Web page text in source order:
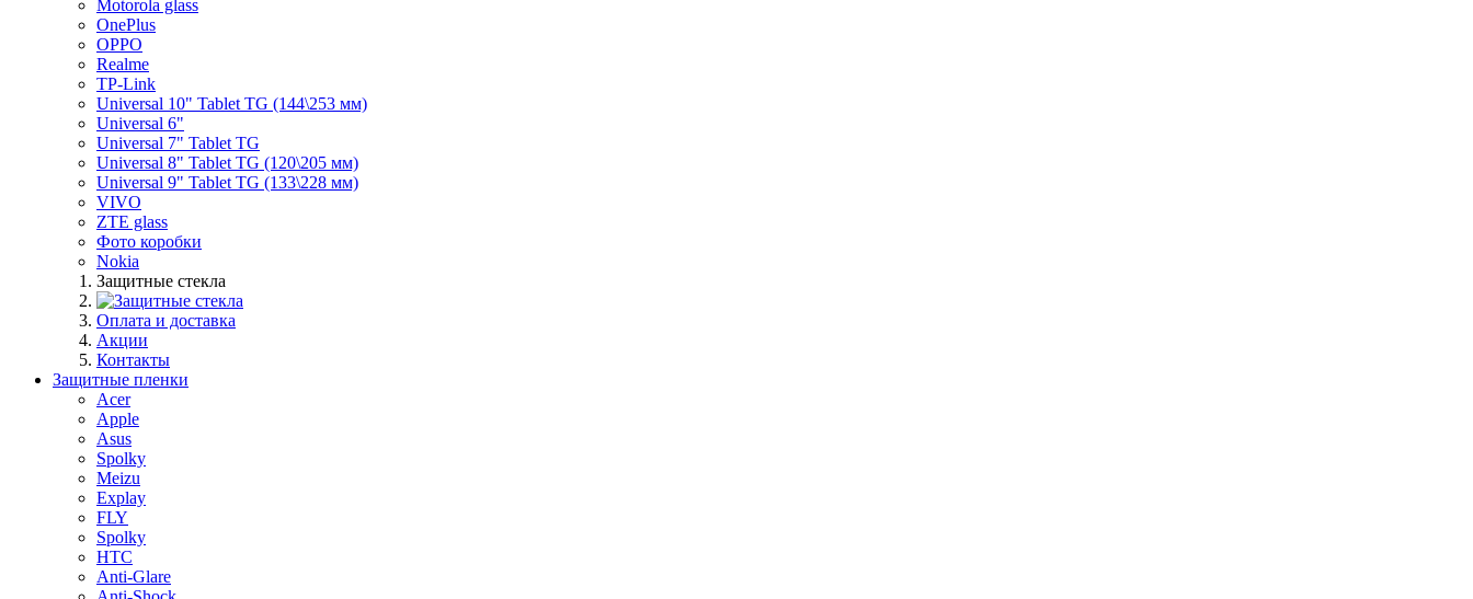
Motorola glass
OnePlus
OPPO
Realme
TP-Link
Universal 10" Tablet TG (144\253 мм)
Universal 6"
Universal 7" Tablet TG
Universal 8" Tablet TG (120\205 мм)
Universal 9" Tablet TG (133\228 мм)
VIVO
ZTE glass
Фото коробки
Nokia
Защитные стекла
Оплата и доставка
Акции
Контакты
Защитные пленки
Acer
Apple
Asus
Spolky
Meizu
Explay
FLY
Spolky
HTC
Anti-Glare